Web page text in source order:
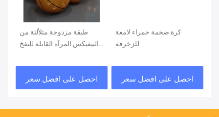
طبقة مزدوجة متلألئة من
البيفيكس المرآة القابلة للنفخ
احصل على افضل سعر
كرة ضخمة حمراء لامعة
للزخرفة
احصل على افضل سعر